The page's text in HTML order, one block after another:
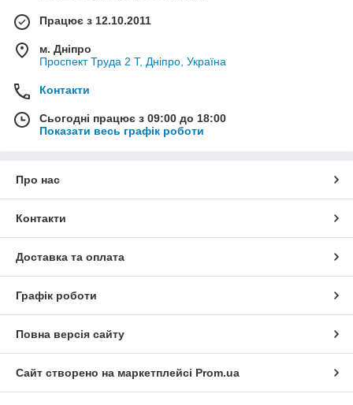
Працює з 12.10.2011
м. Дніпро
Проспект Труда 2 Т, Дніпро, Україна
Контакти
Сьогодні працює з 09:00 до 18:00
Показати весь графік роботи
Про нас
Контакти
Доставка та оплата
Графік роботи
Повна версія сайту
Сайт створено на маркетплейсі Prom.ua